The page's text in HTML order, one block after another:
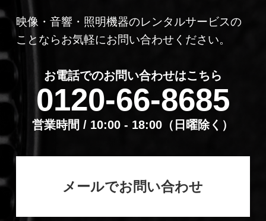
映像・音響・照明機器のレンタルサービスの
ことならお気軽にお問い合わせください。
お電話でのお問い合わせはこちら
0120-66-8685
営業時間 / 10:00 - 18:00（⽇曜除く）
メールでお問い合わせ